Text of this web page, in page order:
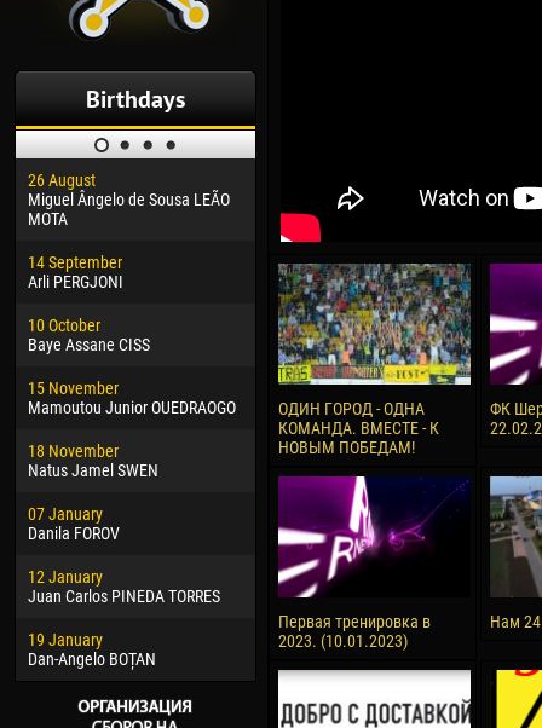
Birthdays
26 August
Miguel Ângelo de Sousa LEÃO
MOTA
14 September
Arli PERGJONI
10 October
Baye Assane CISS
15 November
Mamoutou Junior OUEDRAOGO
18 November
Natus Jamel SWEN
07 January
Danila FOROV
12 January
Juan Carlos PINEDA TORRES
19 January
Dan-Angelo BOȚAN
Dhoraso Moreo KLAS
24 February
Vladislav COSTIN
02 March
Veaceslav COZMA
09 March
Emmanuel AFETSE
20 March
Jayder Moreno ASPRILLA
22 March
Samba KONÉ
26 March
Vitor Hugo Morais de OLIVEIRA
28 March
Raí LOPES DE OLIVEIRA
15
24
28
10
15
ОДИН ГОРОД - ОДНА
КОМАНДА. ВМЕСТЕ - К
НОВЫМ ПОБЕДАМ!
ФК
Первая тренировка в
2023. (10.01.2023)
Нам